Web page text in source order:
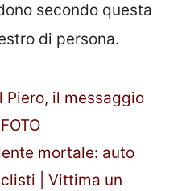
secondo questa
di persona.
Piero, il messaggio
mortale: auto
| Vittima un